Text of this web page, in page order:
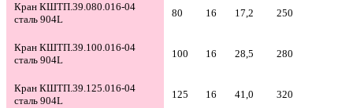
Кран КШТП.39.080.016-04
сталь 904L
80 16 17,2 250
Кран КШТП.39.100.016-04
сталь 904L
100 16 28,5 280
Кран КШТП.39.125.016-04
сталь 904L
125 16 41,0 320